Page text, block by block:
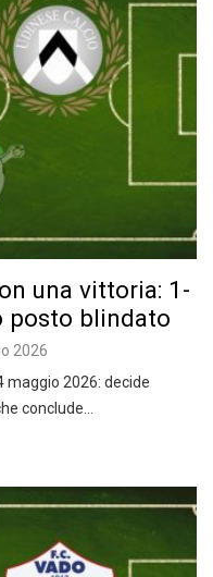
una vittoria: 1-
posto blindato
2026
maggio 2026: decide
conclude…